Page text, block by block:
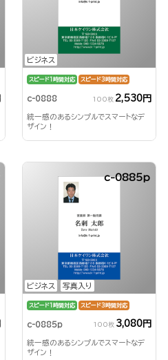
ビジネス
スピード1時間対応 スピード3時間対応
c-0888 100枚 2,530円
統一感のあるシンプルでスマートなデ
ザイン！
ビジネス 写真入り
c-0885p
スピード1時間対応 スピード3時間対応
c-0885p 100枚 3,080円
統一感のあるシンプルでスマートなデ
ザイン！